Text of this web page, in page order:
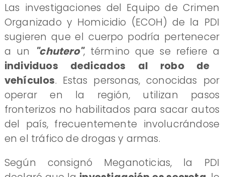
Las investigaciones del Equipo de Crimen
Organizado y Homicidio (ECOH) de la PDI
sugieren que el cuerpo podría pertenecer
a un
"chutero", término que se refiere a
individuos dedicados al robo de
vehículos. Estas personas, conocidas por
operar en la región, utilizan pasos
fronterizos no habilitados para sacar autos
del país, frecuentemente involucrándose
en el tráfico de drogas y armas.
Según consignó Meganoticias, la PDI